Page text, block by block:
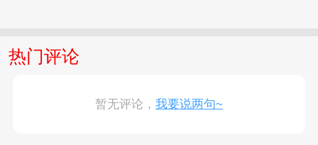
热门评论
暂无评论， 我要说两句~